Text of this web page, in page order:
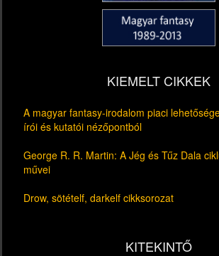
KIEMELT CIKKEK
A magyar fantasy-irodalom piaci
írói és kutatói nézőpontból
George R. R. Martin: A Jég és Tűz Dala
művei
Drow, sötételf, darkelf cikksorozat
KITEKINTŐ